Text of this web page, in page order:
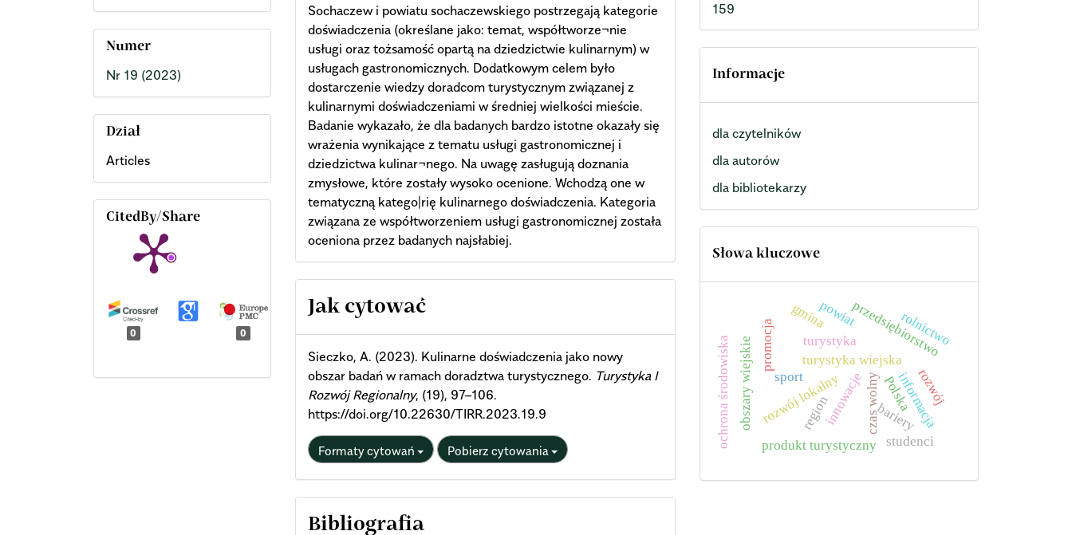
Numer
Nr 19 (2023)
Dział
Articles
CitedBy/Share
0 0
Sochaczew i powiatu sochaczewskiego postrzegają kategorie
doświadczenia (określane jako: temat, współtworze¬nie
usługi oraz tożsamość opartą na dziedzictwie kulinarnym) w
usługach gastronomicznych. Dodatkowym celem było
dostarczenie wiedzy doradcom turystycznym związanej z
kulinarnymi doświadczeniami w średniej wielkości mieście.
Badanie wykazało, że dla badanych bardzo istotne okazały się
wrażenia wynikające z tematu usługi gastronomicznej i
dziedzictwa kulinar¬nego. Na uwagę zasługują doznania
zmysłowe, które zostały wysoko ocenione. Wchodzą one w
tematyczną katego|rię kulinarnego doświadczenia. Kategoria
związana ze współtworzeniem usługi gastronomicznej została
oceniona przez badanych najsłabiej.
Article
Details
Jak cytować
Sieczko, A. (2023). Kulinarne doświadczenia jako nowy
obszar badań w ramach doradztwa turystycznego. Turystyka I
Rozwój Regionalny, (19), 97–106.
https://doi.org/10.22630/TIRR.2023.19.9
Formaty cytowań Pobierz cytowania
Bibliografia
159
Informacje
dla czytelników
dla autorów
dla bibliotekarzy
Słowa kluczowe
turystyka
promocja turystyka wiejska
obszary wiejskie rozwój lokalnyinnowacje
gmina
czas wolny
region Polska
przedsiębiorstwo
informacja
rolnictwo
rozwój
produkt turystyczny
bariery
ochrona środowiska studenci
sport
powiat